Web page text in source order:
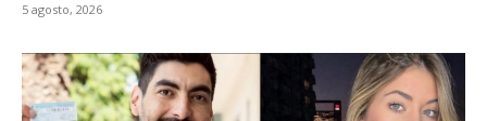
5 agosto, 2026